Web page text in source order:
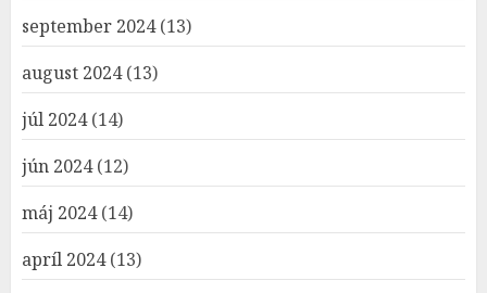
september 2024(13)
august 2024(13)
júl 2024(14)
jún 2024(12)
máj 2024(14)
apríl 2024(13)